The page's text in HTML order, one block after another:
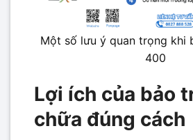
Một số lưu ý quan trọng khi
400
Lợi ích của bảo
chữa đúng cách